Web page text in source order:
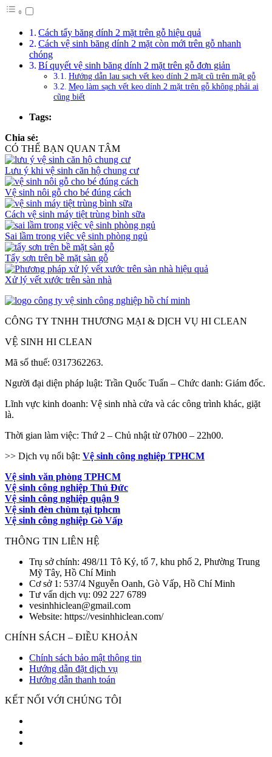
Cách tẩy băng dính 2 mặt trên gỗ hiệu quả
Cách vệ sinh băng dính 2 mặt còn mới trên gỗ nhanh
chóng
Bí quyết vệ sinh băng dính 2 mặt trên gỗ đơn giản
Hướng dẫn lau sạch vết keo dính 2 mặt cũ trên mặt gỗ
Mẹo làm sạch vết keo dính 2 mặt trên gỗ không phải ai
cũng biết
Tags:
Chia sẻ:
CÓ THỂ BẠN QUAN TÂM
Lưu ý khi vệ sinh căn hộ chung cư
Vệ sinh nôi gỗ cho bé đúng cách
Cách vệ sinh máy tiệt trùng bình sữa
Sai lầm trong việc vệ sinh phòng ngủ
Tẩy sơn trên bề mặt sàn gỗ
Xử lý vết xước trên sàn nhà
CÔNG TY TNHH THƯƠNG MẠI & DỊCH VỤ HI CLEAN
VỆ SINH HI CLEAN
Mã số thuế: 0317362263.
Người đại diện pháp luật: Trần Quốc Tuấn – Chức danh: Giám đốc.
Lĩnh vực kinh doanh: Vệ sinh nhà cửa và các công trình khác, giặt
là.
Thời gian làm việc: Thứ 2 – Chủ nhật từ 07h00 – 22h00.
>> Dịch vụ nổi bật: Vệ sinh công nghiệp TPHCM
Vệ sinh văn phòng TPHCM
Vệ sinh công nghiệp Thủ Đức
Vệ sinh công nghiệp quận 9
Vệ sinh đèn chùm tại tphcm
Vệ sinh công nghiệp Gò Vấp
THÔNG TIN LIÊN HỆ
Trụ sở chính: 498/11 Tô Ký, tổ 7, khu phố 2, Phường Trung
Mỹ Tây, Hồ Chí Minh
Cơ sở 1: 537/4 Nguyễn Oanh, Gò Vấp, Hồ Chí Minh
Tư vấn dịch vụ: 092 227 6789
vesinhhiclean@gmail.com
Website: https://vesinhhiclean.com/
CHÍNH SÁCH – ĐIỀU KHOẢN
Chính sách bảo mật thông tin
Hướng dẫn đặt dịch vụ
Hướng dẫn thanh toán
KẾT NỐI VỚI CHÚNG TÔI